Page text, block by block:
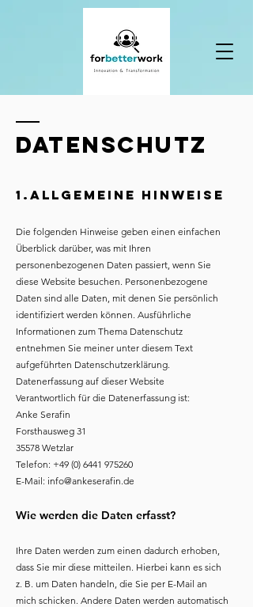
DATENSCHUTZ
1.Allgemeine Hinweise
Die folgenden Hinweise geben einen einfachen
Überblick darüber, was mit Ihren
personenbezogenen Daten passiert, wenn Sie
diese Website besuchen. Personenbezogene
Daten sind alle Daten, mit denen Sie persönlich
identifiziert werden können. Ausführliche
Informationen zum Thema Datenschutz
entnehmen Sie meiner unter diesem Text
aufgeführten Datenschutzerklärung.
Datenerfassung auf dieser Website
Verantwortlich für die Datenerfassung ist:
Anke Serafin
Forsthausweg 31
35578 Wetzlar
Telefon: +49 (0) 6441 975260
E-Mail: info@ankeserafin.de
Wie werden die Daten erfasst?
Ihre Daten werden zum einen dadurch erhoben,
dass Sie mir diese mitteilen. Hierbei kann es sich
z. B. um Daten handeln, die Sie per E-Mail an
mich schicken. Andere Daten werden automatisch